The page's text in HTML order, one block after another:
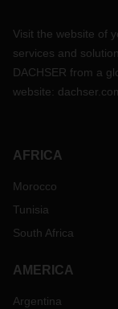
Visit the website of
services and
DACHSER from a
website:
AFRICA
Morocco
Tunisia
South Africa
AMERICA
Argentina